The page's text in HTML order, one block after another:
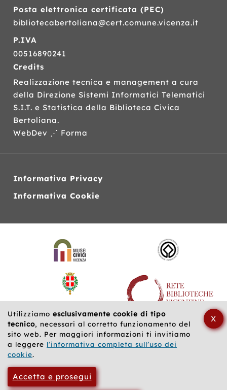
Utilizziamo esclusivamente cookie di tipo
tecnico, necessari al corretto funzionamento del
sito web. Per maggiori informazioni ti invitiamo
a leggere l’informativa completa sull’uso dei
cookie.
Accetta e prosegui
X
Posta elettronica certificata (PEC)
bibliotecabertoliana@cert.comune.vicenza.it
P.IVA
00516890241
Credits
Realizzazione tecnica e management a cura
della Direzione Sistemi Informatici Telematici
S.I.T. e Statistica della Biblioteca Civica
Bertoliana.
WebDev ⋰ Forma
Informativa Privacy
Informativa Cookie